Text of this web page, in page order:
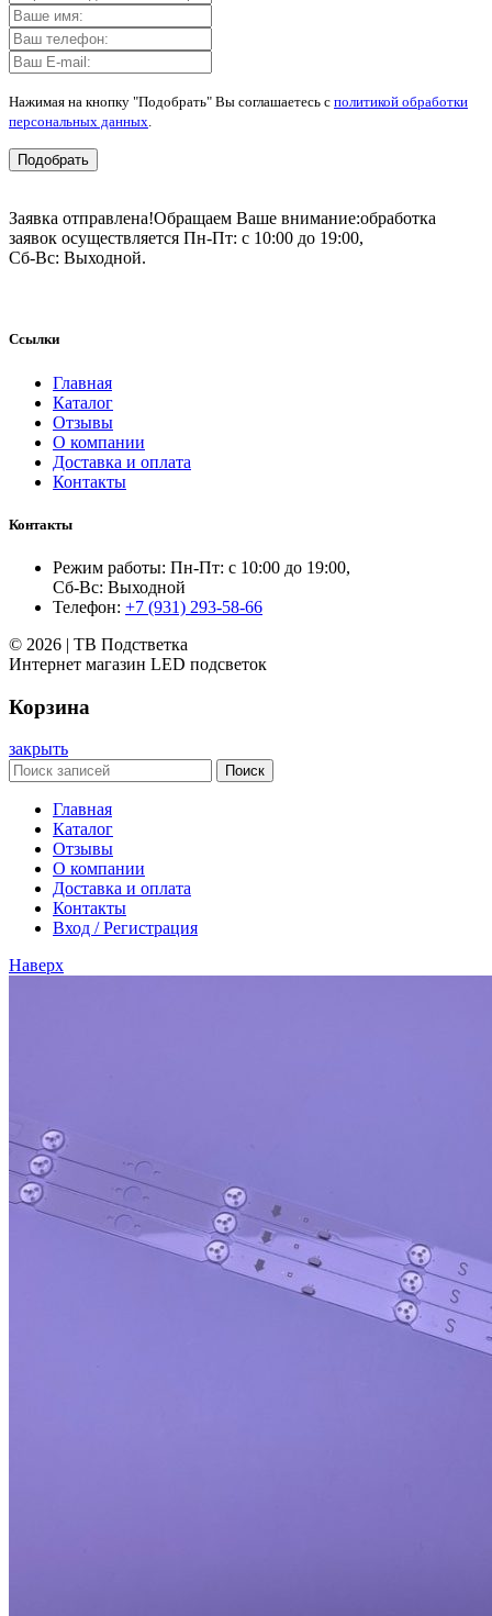
Нажимая на кнопку "Подобрать" Вы соглашаетесь с политикой обработки
персональных данных.
Подобрать
Заявка отправлена!Обращаем Ваше внимание:обработка
заявок осуществляется Пн-Пт: с 10:00 до 19:00,
Сб-Вс: Выходной.
Ссылки
Главная
Каталог
Отзывы
О компании
Доставка и оплата
Контакты
Контакты
Режим работы: Пн-Пт: с 10:00 до 19:00,
Сб-Вс: Выходной
Телефон: +7 (931) 293-58-66
© 2026 | ТВ Подстветка
Интернет магазин LED подсветок
Корзина
закрыть
Поиск
Главная
Каталог
Отзывы
О компании
Доставка и оплата
Контакты
Вход / Регистрация
Наверх